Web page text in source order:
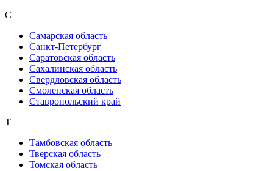
С
Самарская область
Санкт-Петербург
Саратовская область
Сахалинская область
Свердловская область
Смоленская область
Ставропольский край
Т
Тамбовская область
Тверская область
Томская область